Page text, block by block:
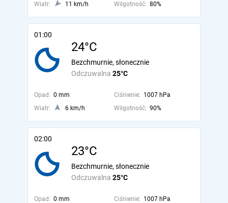
Wiatr:
11 km/h Wilgotność: 80%
01:00
24°C
Odczuwalna 25°C
Bezchmurnie, słonecznie
Opad: 0 mm Ciśnienie: 1007 hPa
Wiatr:
6 km/h Wilgotność: 90%
02:00
23°C
Odczuwalna 25°C
Bezchmurnie, słonecznie
Opad: 0 mm Ciśnienie: 1007 hPa